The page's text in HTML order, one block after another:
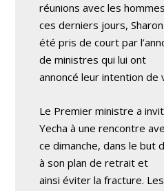
réunions avec les
ces derniers jours,
été pris de court par
de ministres qui lui ont
annoncé leur intention de
Le Premier ministre a
Yecha à une rencontre
ce dimanche, dans le but
à son plan de retrait et
ainsi éviter la fracture.